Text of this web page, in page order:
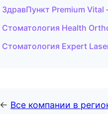
ЗдравПункт Premium
Стоматология Health
Стоматология Expert
← Все компании в